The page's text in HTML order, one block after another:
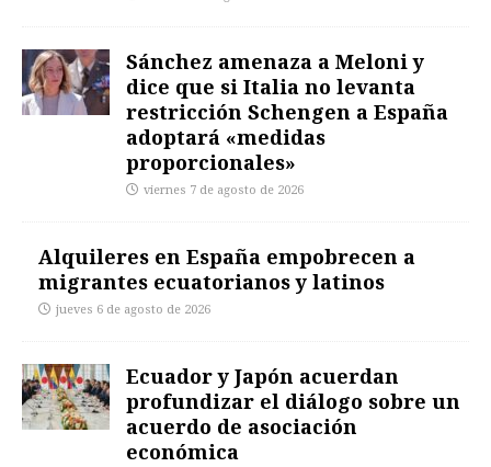
Sánchez amenaza a Meloni y
dice que si Italia no levanta
restricción Schengen a España
adoptará «medidas
proporcionales»
viernes 7 de agosto de 2026
Alquileres en España empobrecen a
migrantes ecuatorianos y latinos
jueves 6 de agosto de 2026
Ecuador y Japón acuerdan
profundizar el diálogo sobre un
acuerdo de asociación
económica